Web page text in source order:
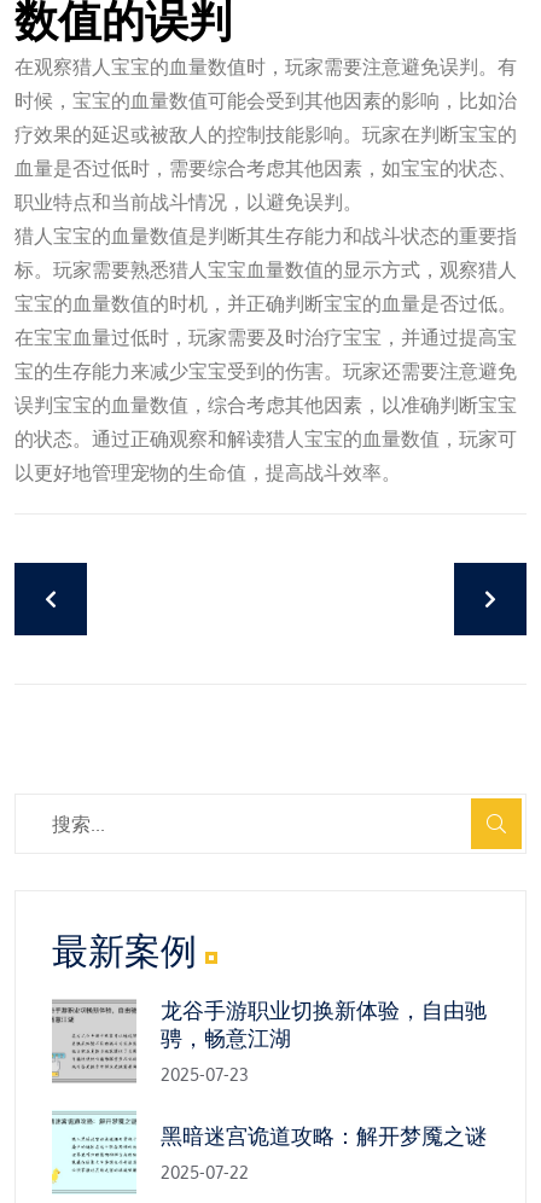
数值的误判
在观察猎人宝宝的血量数值时，玩家需要注意避免误判。有
时候，宝宝的血量数值可能会受到其他因素的影响，比如治
疗效果的延迟或被敌人的控制技能影响。玩家在判断宝宝的
血量是否过低时，需要综合考虑其他因素，如宝宝的状态、
职业特点和当前战斗情况，以避免误判。
猎人宝宝的血量数值是判断其生存能力和战斗状态的重要指
标。玩家需要熟悉猎人宝宝血量数值的显示方式，观察猎人
宝宝的血量数值的时机，并正确判断宝宝的血量是否过低。
在宝宝血量过低时，玩家需要及时治疗宝宝，并通过提高宝
宝的生存能力来减少宝宝受到的伤害。玩家还需要注意避免
误判宝宝的血量数值，综合考虑其他因素，以准确判断宝宝
的状态。通过正确观察和解读猎人宝宝的血量数值，玩家可
以更好地管理宠物的生命值，提高战斗效率。
最新案例
龙谷手游职业切换新体验，自由驰
骋，畅意江湖
2025-07-23
黑暗迷宫诡道攻略：解开梦魇之谜
2025-07-22